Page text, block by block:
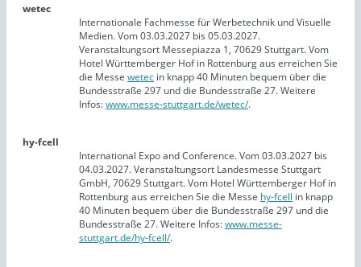
wetec
Internationale Fachmesse für Werbetechnik und Visuelle
Medien. Vom 03.03.2027 bis 05.03.2027.
Veranstaltungsort Messepiazza 1, 70629 Stuttgart. Vom
Hotel Württemberger Hof in Rottenburg aus erreichen Sie
die Messe wetec in knapp 40 Minuten bequem über die
Bundesstraße 297 und die Bundesstraße 27. Weitere
Infos:www.messe-stuttgart.de/wetec/.
hy-fcell
International Expo and Conference. Vom 03.03.2027 bis
04.03.2027. Veranstaltungsort Landesmesse Stuttgart
GmbH, 70629 Stuttgart. Vom Hotel Württemberger Hof in
Rottenburg aus erreichen Sie die Messe hy-fcell in knapp
40 Minuten bequem über die Bundesstraße 297 und die
Bundesstraße 27. Weitere Infos:www.messe-
stuttgart.de/hy-fcell/.